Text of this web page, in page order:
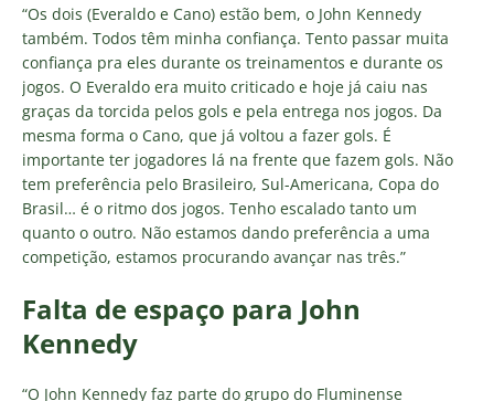
“Os dois (Everaldo e Cano) estão bem, o John Kennedy
também. Todos têm minha confiança. Tento passar muita
confiança pra eles durante os treinamentos e durante os
jogos. O Everaldo era muito criticado e hoje já caiu nas
graças da torcida pelos gols e pela entrega nos jogos. Da
mesma forma o Cano, que já voltou a fazer gols. É
importante ter jogadores lá na frente que fazem gols. Não
tem preferência pelo Brasileiro, Sul-Americana, Copa do
Brasil… é o ritmo dos jogos. Tenho escalado tanto um
quanto o outro. Não estamos dando preferência a uma
competição, estamos procurando avançar nas três.”
Falta de espaço para John
Kennedy
“O John Kennedy faz parte do grupo do Fluminense